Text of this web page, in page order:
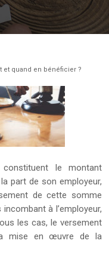
quand en bénéficier ?
constituent le montant
part de son employeur,
de cette somme
à l’employeur,
les cas, le versement
mise en œuvre de la